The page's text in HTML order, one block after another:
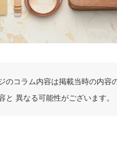
のコラム内容は掲載当時の内容の
と 異なる可能性がございます。